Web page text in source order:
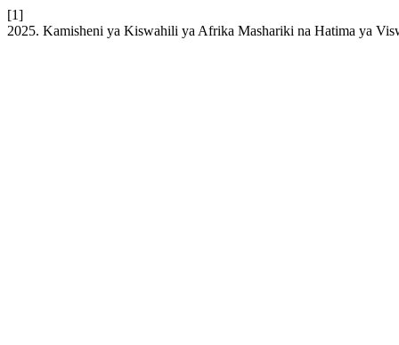
[1]
2025. Kamisheni ya Kiswahili ya Afrika Mashariki na Hatima ya